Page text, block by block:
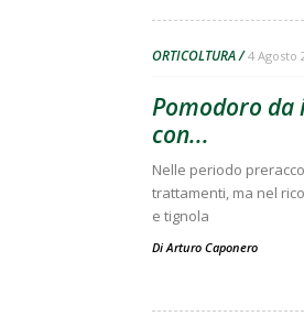
ORTICOLTURA 4 Agosto
Pomodoro
con...
Nelle periodo
trattamenti, ma nel
e tignola
DiArturo Caponero